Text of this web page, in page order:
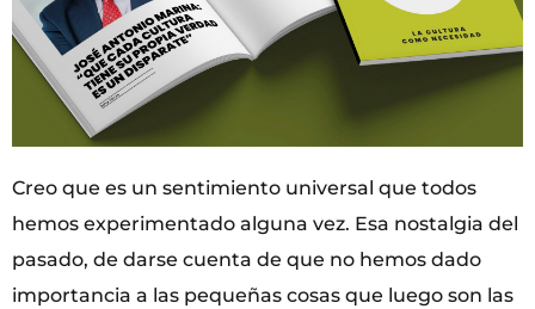
Creo que es un sentimiento universal que todos
hemos experimentado alguna vez. Esa nostalgia del
pasado, de darse cuenta de que no hemos dado
importancia a las pequeñas cosas que luego son las